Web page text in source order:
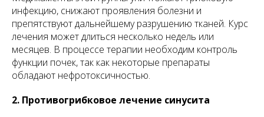
инфекцию, снижают проявления болезни и
препятствуют дальнейшему разрушению тканей. Курс
лечения может длиться несколько недель или
месяцев. В процессе терапии необходим контроль
функции почек, так как некоторые препараты
обладают нефротоксичностью.
2. Противогрибковое лечение синусита